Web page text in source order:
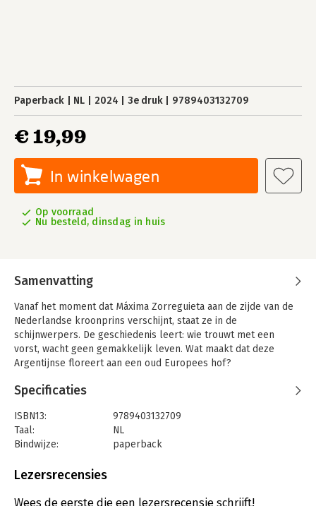
Paperback NL 2024 3e druk 9789403132709
€ 19,99
In winkelwagen
Op voorraad
Nu besteld, dinsdag in huis
Samenvatting
Vanaf het moment dat Máxima Zorreguieta aan de zijde van de
Nederlandse kroonprins verschijnt, staat ze in de
schijnwerpers. De geschiedenis leert: wie trouwt met een
vorst, wacht geen gemakkelijk leven. Wat maakt dat deze
Argentijnse floreert aan een oud Europees hof?
Koningin Máxima werd vijftig jaar geleden geboren in een land
in verval. Argentinië was zijn grootse toekomst misgelopen en
vluchtte in nostalgie. De Argentijnse tragedie dringt de familie
binnen wanneer haar vader toetreedt tot de militaire regering.
Wat in Máxima’s jeugd vanzelfsprekend was, zal diepe sporen
In Máxima Zorreguieta. Moederland, het eerste boek van een
biografisch portret in twee delen, laat Marcia Luyten zien hoe
Specificaties
ISBN13:
9789403132709
Taal:
NL
Bindwijze:
paperback
Uitgever:
Verschijningsdatum:
28-3-2024
Lezersrecensies
Wees de eerste die een lezersrecensie schrijft!